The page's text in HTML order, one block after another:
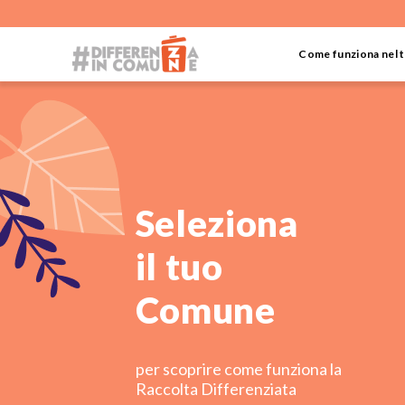
Come funziona nel
Seleziona
il tuo
Comune
per scoprire come funziona la
Raccolta Differenziata